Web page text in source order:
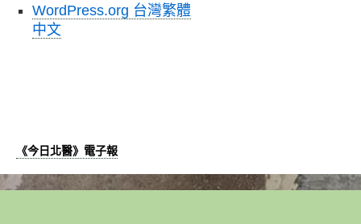
WordPress.org 台灣繁體
中文
《今日北醫》電子報